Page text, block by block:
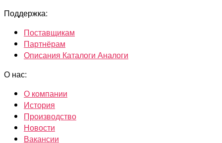
Поддержка:
Поставщикам
Партнёрам
Описания Каталоги Аналоги
О нас:
О компании
История
Производство
Новости
Вакансии